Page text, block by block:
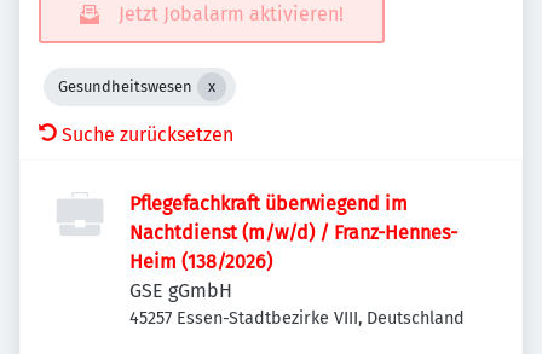
Jetzt Jobalarm aktivieren!
Gesundheitswesen
Suche zurücksetzen
Pflegefachkraft überwiegend im
Nachtdienst (m/w/d) / Franz-Hennes-
Heim (138/2026)
GSE gGmbH
45257 Essen-Stadtbezirke VIII, Deutschland